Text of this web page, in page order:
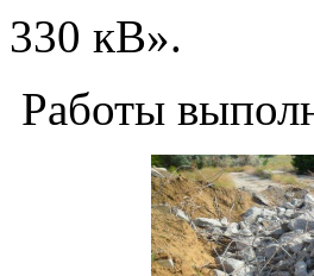
330 кВ».
Работы